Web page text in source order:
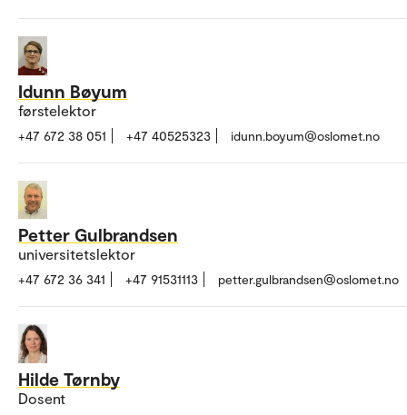
Idunn Bøyum
førstelektor
+47 672 38 051 +47 40525323 idunn.boyum@oslomet.no
Petter Gulbrandsen
universitetslektor
+47 672 36 341 +47 91531113 petter.gulbrandsen@oslomet.no
Hilde Tørnby
Dosent